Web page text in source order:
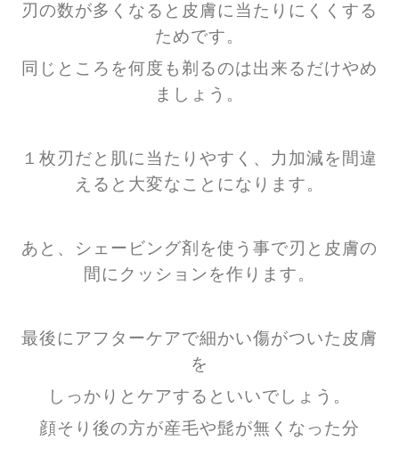
刃の数が多くなると皮膚に当たりにくくする
ためです。
同じところを何度も剃るのは出来るだけやめ
ましょう。
１枚刃だと肌に当たりやすく、力加減を間違
えると大変なことになります。
あと、シェービング剤を使う事で刃と皮膚の
間にクッションを作ります。
最後にアフターケアで細かい傷がついた皮膚
を
しっかりとケアするといいでしょう。
顔そり後の方が産毛や髭が無くなった分